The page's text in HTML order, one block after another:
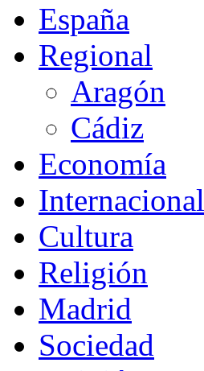
España
Regional
Aragón
Cádiz
Economía
Internacional
Cultura
Religión
Madrid
Sociedad